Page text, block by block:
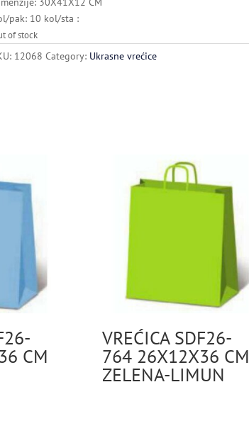
pak: 10 kol/sta :
of stock
12068 Category: Ukrasne vrećice
CM
VREĆICA SDF26-
764 26X12X36 CM
ZELENA-LIMUN